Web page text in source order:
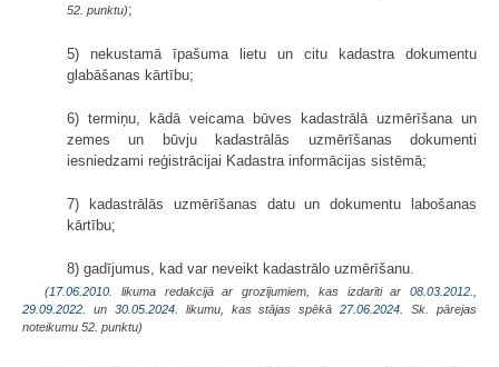
52. punktu);
5) nekustamā īpašuma lietu un citu kadastra dokumentu
glabāšanas kārtību;
6) termiņu, kādā veicama būves kadastrālā uzmērīšana un
zemes un būvju kadastrālās uzmērīšanas dokumenti
iesniedzami reģistrācijai Kadastra informācijas sistēmā;
7) kadastrālās uzmērīšanas datu un dokumentu labošanas
kārtību;
8) gadījumus, kad var neveikt kadastrālo uzmērīšanu.
(17.06.2010 . likuma redakcijā ar grozījumiem, kas izdarīti ar 08.03.2012.
29.09.2022.
un 30.05.2024. likumu, kas stājas spēkā27.06.2024.
Sk. pārejas
noteikumu 52. punktu)